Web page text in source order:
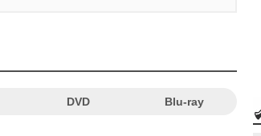
DVD Blu-ray